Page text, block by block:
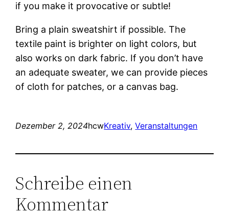
if you make it provocative or subtle!
Bring a plain sweatshirt if possible. The
textile paint is brighter on light colors, but
also works on dark fabric. If you don’t have
an adequate sweater, we can provide pieces
of cloth for patches, or a canvas bag.
Dezember 2, 2024hcwKreativ, Veranstaltungen
Schreibe einen
Kommentar